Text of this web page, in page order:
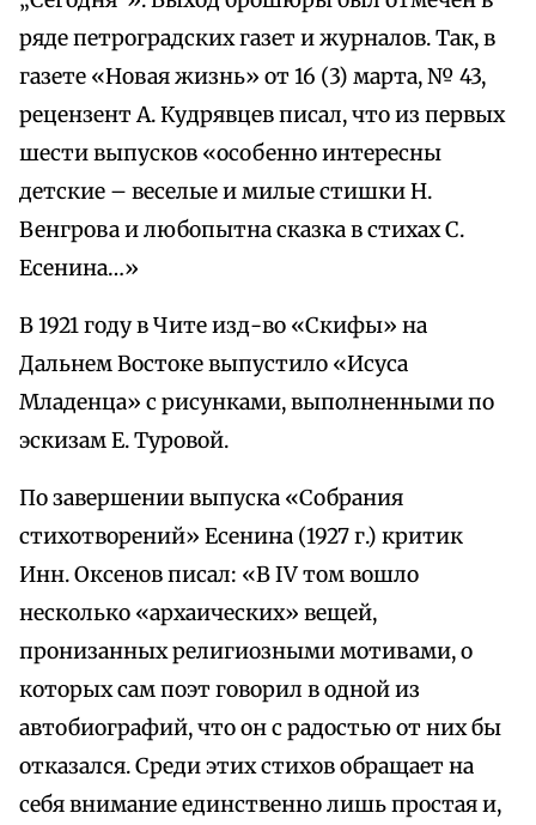
ряде петроградских газет и журналов. Так, в
газете «Новая жизнь» от 16 (3) марта, № 43,
рецензент А. Кудрявцев писал, что из первых
шести выпусков «особенно интересны
детские – веселые и милые стишки Н.
Венгрова и любопытна сказка в стихах С.
Есенина…»
В 1921 году в Чите изд-во «Скифы» на
Дальнем Востоке выпустило «Исуса
Младенца» с рисунками, выполненными по
эскизам Е. Туровой.
По завершении выпуска «Собрания
стихотворений» Есенина (1927 г.) критик
Инн. Оксенов писал: «В IV том вошло
несколько «архаических» вещей,
пронизанных религиозными мотивами, о
которых сам поэт говорил в одной из
автобиографий, что он с радостью от них бы
отказался. Среди этих стихов обращает на
себя внимание единственно лишь простая и,